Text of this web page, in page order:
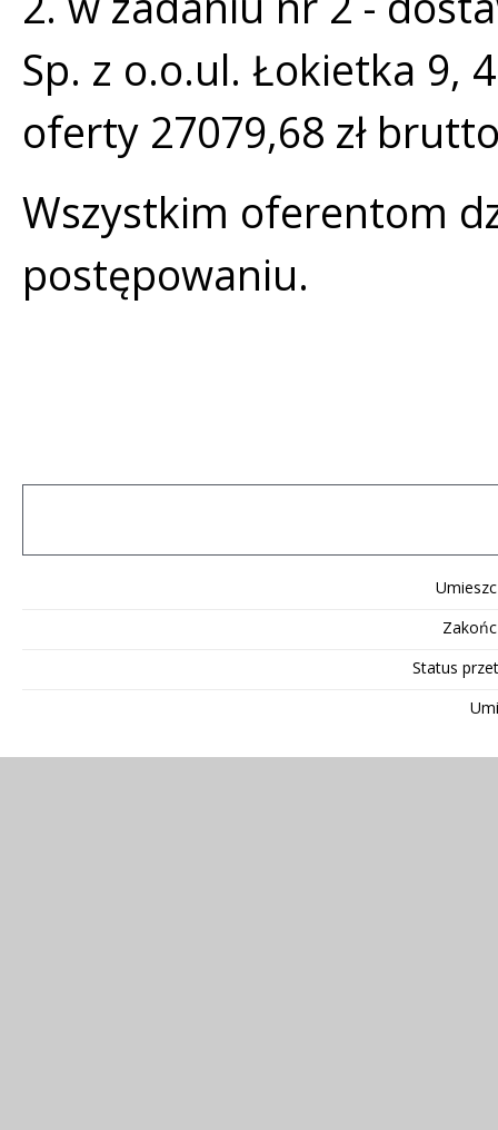
Sp. z o.o.ul. Łokietka 9,
oferty 27079,68 zł
Wszystkim oferentom
postępowaniu.
Status